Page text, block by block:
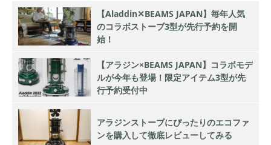
【Aladdin✕BEAMS JAPAN】毎年人気
のコラボストーブ3型が先行予約を開
始！
【アラジン×BEAMS JAPAN】コラボモデ
ルが今年も登場！限定アイテム3型が先
行予約受付中
アラジンストーブにぴったりのエコファ
ンを購入して徹底レビューしてみる